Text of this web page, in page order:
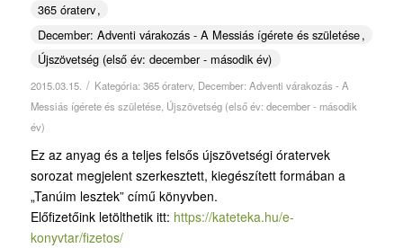
365 óraterv
December: Adventi várakozás - A Messiás ígérete és születése
Újszövetség (első év: december - második év)
2015.03.15. / Kategória: 365 óraterv, December: Adventi várakozás - A
Messiás ígérete és születése, Újszövetség (első év: december - második
év)
Ez az anyag és a teljes felsős újszövetségi óratervek
sorozat megjelent szerkesztett, kiegészített formában a
„Tanúim lesztek” című könyvben.
Előfizetőink letölthetik itt: https://kateteka.hu/e-
konyvtar/fizetos/